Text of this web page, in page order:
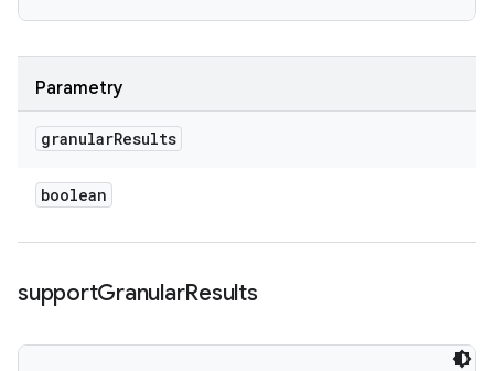
Parametry
granularResults
boolean
supportGranularResults